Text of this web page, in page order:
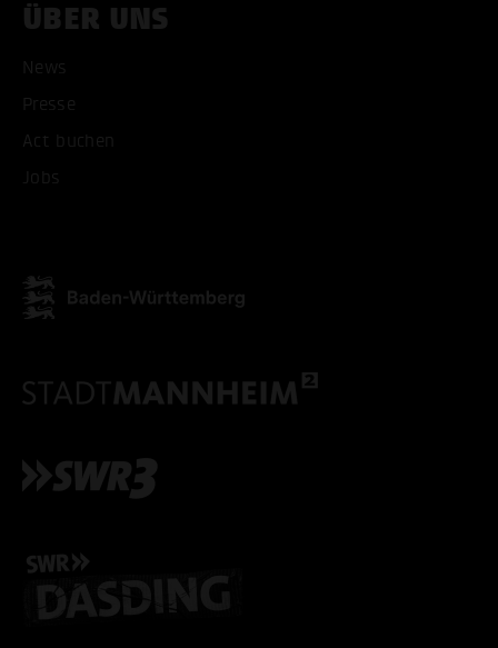
ÜBER UNS
News
Presse
Act buchen
Jobs